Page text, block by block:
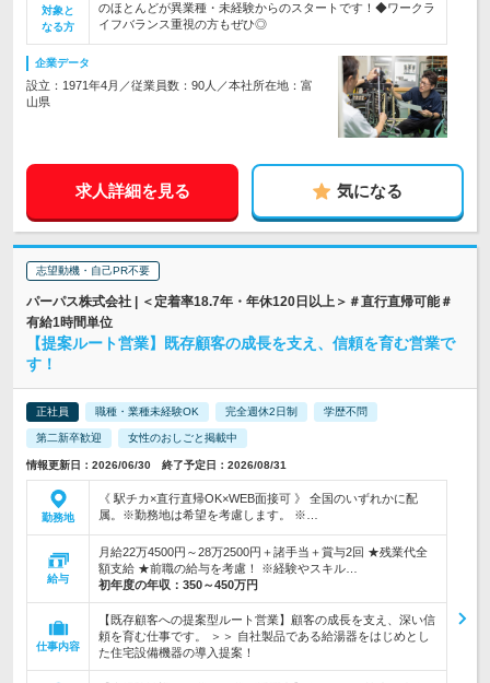
対象と
なる方
のほとんどが異業種・未経験からのスタートです！◆ワークラ
イフバランス重視の方もぜひ◎
企業データ
設立：1971年4月／従業員数：90人／本社所在地：富
山県
求人詳細を見る 気になる
志望動機・自己PR不要
パーパス株式会社 | ＜定着率18.7年・年休120日以上＞＃直行直帰可能＃
有給1時間単位
【提案ルート営業】既存顧客の成長を支え、信頼を育む営業で
す！
正社員 職種・業種未経験OK 完全週休2日制 学歴不問
第二新卒歓迎 女性のおしごと掲載中
情報更新日：2026/06/30 終了予定日：2026/08/31
勤務地
《 駅チカ×直行直帰OK×WEB面接可 》 全国のいずれかに配
属。※勤務地は希望を考慮します。 ※…
給与
月給22万4500円～28万2500円＋諸手当＋賞与2回 ★残業代全
額支給 ★前職の給与を考慮！ ※経験やスキル…
初年度の年収： 350～450万円
仕事内容
【既存顧客への提案型ルート営業】顧客の成長を支え、深い信
頼を育む仕事です。 ＞＞ 自社製品である給湯器をはじめとし
た住宅設備機器の導入提案！